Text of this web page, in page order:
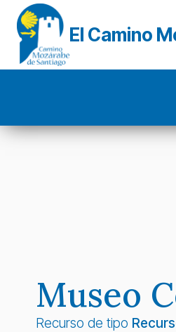
Saltar
contenido
El Camino
Museo
Recurso de tipo